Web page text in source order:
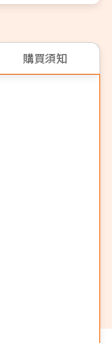
購買須知